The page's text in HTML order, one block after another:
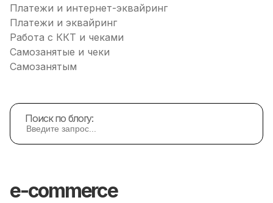
Платежи и интернет-эквайринг
Платежи и эквайринг
Работа с ККТ и чеками
Самозанятые и чеки
Самозанятым
Поиск по блогу:
e-commerce